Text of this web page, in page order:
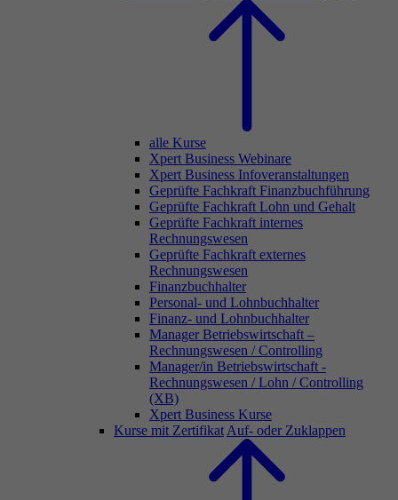
alle Kurse
Xpert Business Webinare
Xpert Business Infoveranstaltungen
Geprüfte Fachkraft Finanzbuchführung
Geprüfte Fachkraft Lohn und Gehalt
Geprüfte Fachkraft internes
Rechnungswesen
Geprüfte Fachkraft externes
Rechnungswesen
Finanzbuchhalter
Personal- und Lohnbuchhalter
Finanz- und Lohnbuchhalter
Manager Betriebswirtschaft –
Rechnungswesen / Controlling
Manager/in Betriebswirtschaft -
Rechnungswesen / Lohn / Controlling
(XB)
Xpert Business Kurse
Kurse mit Zertifikat Auf- oder Zuklappen